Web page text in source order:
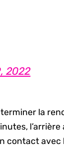
2022
terminer la
l’arrière
contact avec